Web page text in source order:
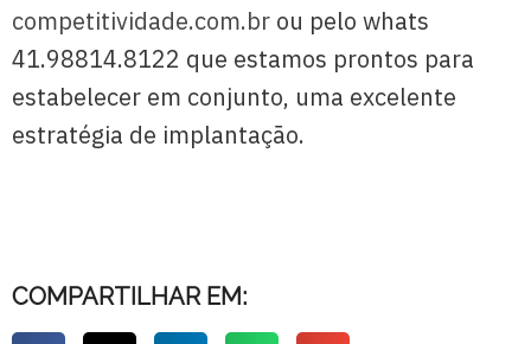
competitividade.com.br ou pelo whats
41.98814.8122 que estamos prontos para
estabelecer em conjunto, uma excelente
estratégia de implantação.
COMPARTILHAR EM: